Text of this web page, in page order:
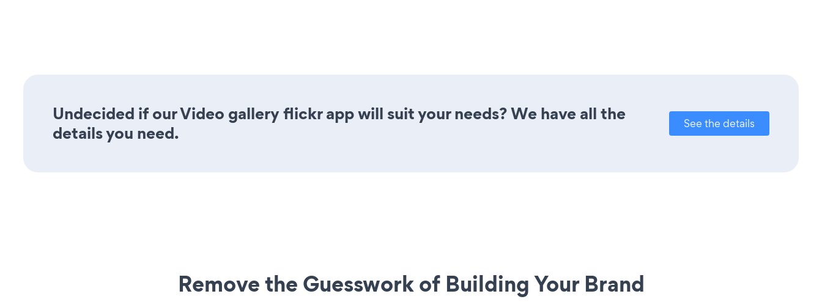
Undecided if our Video gallery flickr app will suit your needs? We have all the
details you need.
See the details
Remove the Guesswork of Building Your Brand